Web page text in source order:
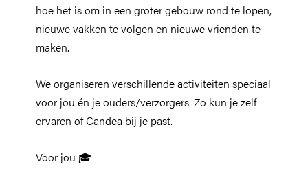
hoe het is om in een groter gebouw rond te lopen,
nieuwe vakken te volgen en nieuwe vrienden te
maken.
We organiseren verschillende activiteiten speciaal
voor jou én je ouders/verzorgers. Zo kun je zelf
ervaren of Candea bij je past.
Voor jou 🎓